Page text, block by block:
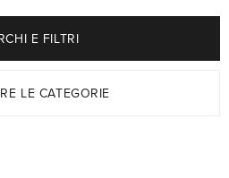
E FILTRI
LE CATEGORIE